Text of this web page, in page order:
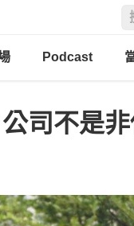
Podcast
司不是